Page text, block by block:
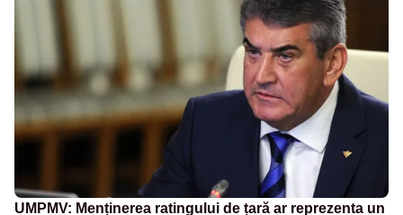
UMPMV: Menținerea ratingului de țară ar reprezenta un